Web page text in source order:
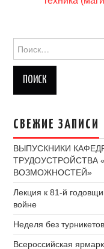
СВЕЖИЕ ЗАПИСИ
ВЫПУСКНИКИ
ТРУДОУСТРОЙСТВА
ВОЗМОЖНОСТЕЙ»
Лекция к 81-й
войне
Неделя без турникетов
Всероссийская